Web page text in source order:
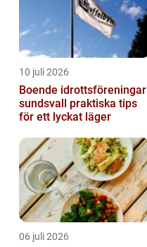
10 juli 2026
Boende idrottsföreningar
sundsvall praktiska tips
för ett lyckat läger
06 juli 2026